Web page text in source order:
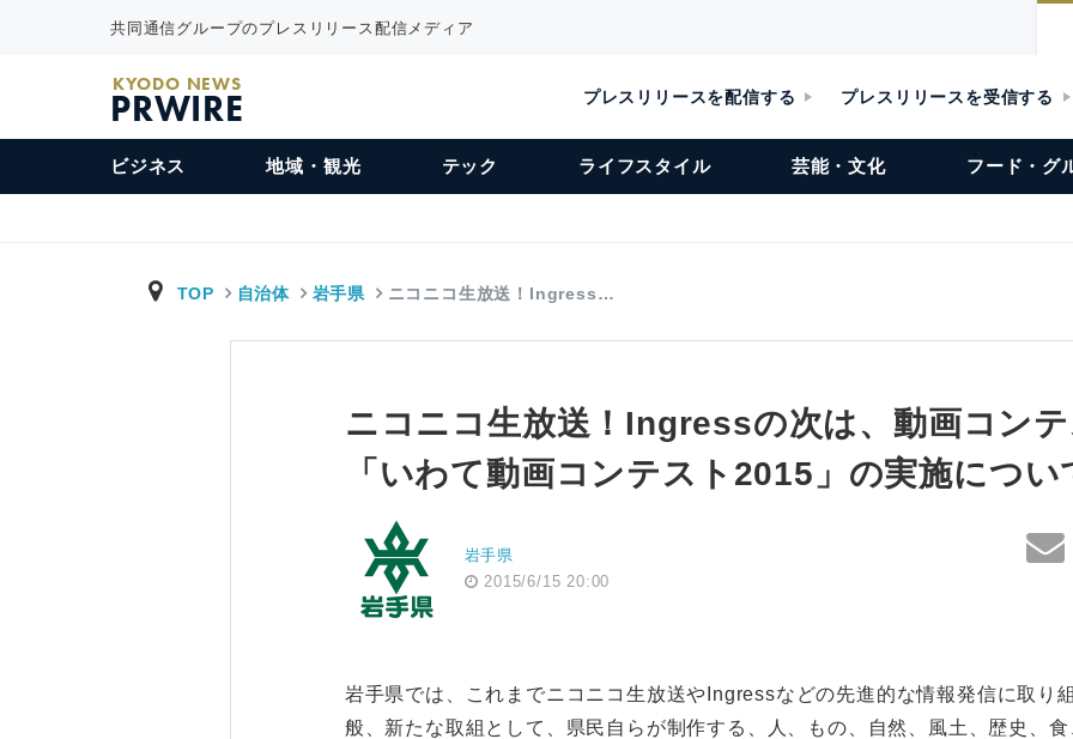
共同通信グループのプレスリリース配信メディア
KYODO NEWS
PRWIRE プレスリリースを配信する プレスリリースを受信する
ビジネス 地域・観光 テック ライフスタイル 芸能・文化 フード・グ
TOP 自治体 岩手県 ニコニコ生放送！Ingress…
ニコニコ生放送！Ingressの次は、動画コンテ
「いわて動画コンテスト2015」の実施につい
岩手県
2015/6/15 20:00
岩手県では、これまでニコニコ生放送やIngressなどの先進的な情報発信に取り
般、新たな取組として、県民自らが制作する、人、もの、自然、風土、歴史、